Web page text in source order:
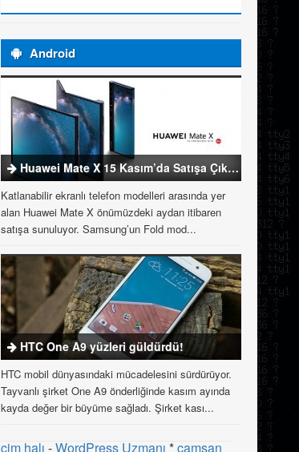
Android
Huawei Mate X 15 Kasım’da Satışa Çıkıyor
Katlanabilir ekranlı telefon modelleri arasında yer
alan Huawei Mate X önümüzdeki aydan itibaren
satışa sunuluyor. Samsung’un Fold mod...
HTC One A9 yüzleri güldürdü!
HTC mobil dünyasındaki mücadelesini sürdürüyor.
Tayvanlı şirket One A9 önderliğinde kasım ayında
kayda değer bir büyüme sağladı. Şirket kası...
çim halı -WordPress Uzmanı *çamsan